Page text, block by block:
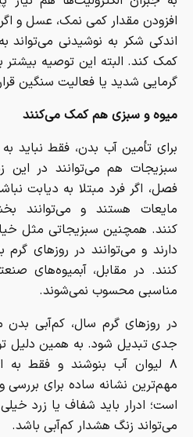
افزودن مقدار کمی نمک، عسل و
اندکی شکر به نوشیدنی
کمک کند. البته این توصیه بیشتر
گرمایی شدید یا فعالیت سنگین
میوه و سبزی هم کمک می‌کنند
برای تأمین آب بدن، فقط نباید
سبزیجات هم می‌توانند در این
فصل، اگر فرد مبتلا به دیابت
مایعات هستند و می‌توانند
کنند. همچنین سبزیجاتی مثل
دارند و می‌توانند در روزهای
کنند. در مقابل، آبمیوه‌های
مناسبی محسوب نمی‌شوند.
در روزهای گرم سال، کم‌آبی بدن
۸ لیوان آب بنوشند و فقط
مهم‌ترین نشانه ساده برای
است؛ ادرار باید شفاف یا زرد
می‌تواند زنگ هشدار کم‌آبی باشد.